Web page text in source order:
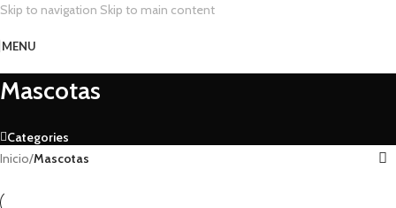
Skip to navigation Skip to main content
MENU
Mascotas
Categories
Inicio/Mascotas